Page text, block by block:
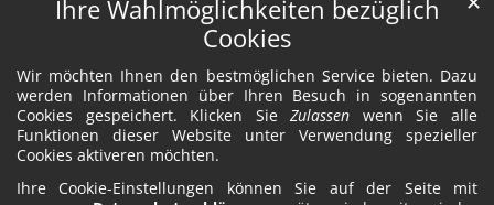
Ihre Wahlmöglichkeiten bezüglich
Cookies
Wir möchten Ihnen den bestmöglichen Service bieten. Dazu
werden Informationen über Ihren Besuch in sogenannten
Cookies gespeichert. Klicken SieZulassen wenn Sie alle
Funktionen dieser Website unter Verwendung spezieller
Cookies aktiveren möchten.
Ihre Cookie-Einstellungen können Sie auf der Seite mit